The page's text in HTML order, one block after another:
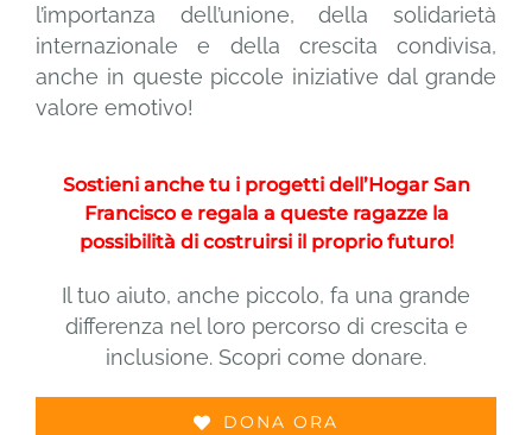
l’importanza dell’unione, della solidarietà
internazionale e della crescita condivisa,
anche in queste piccole iniziative dal grande
valore emotivo!
Sostieni anche tu i progetti dell’Hogar San
Francisco e regala a queste ragazze la
possibilità di costruirsi il proprio futuro!
Il tuo aiuto, anche piccolo, fa una grande
differenza nel loro percorso di crescita e
inclusione. Scopri come donare.
DONA ORA